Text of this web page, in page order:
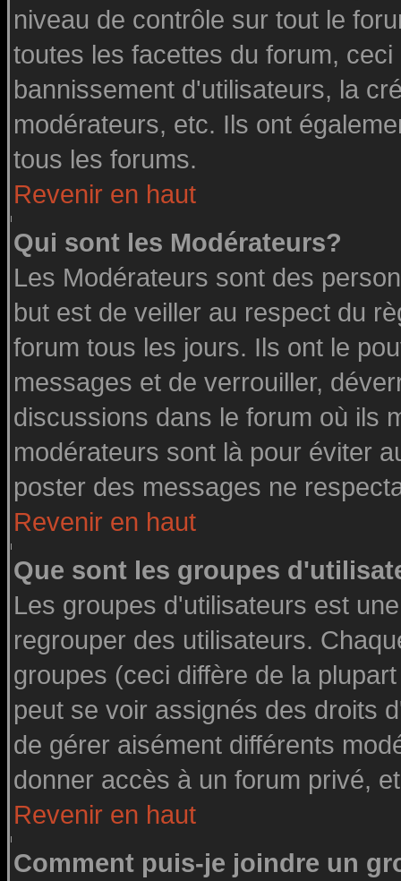
niveau de contrôle sur tout le
toutes les facettes du forum,
bannissement d'utilisateurs, la
modérateurs, etc. Ils ont
tous les forums.
Revenir en haut
Qui sont les Modérateurs?
Les Modérateurs sont des
but est de veiller au respect du
forum tous les jours. Ils ont le
messages et de verrouiller,
discussions dans le forum où ils
modérateurs sont là pour éviter
poster des messages ne
Revenir en haut
Que sont les groupes
Les groupes d'utilisateurs est
regrouper des utilisateurs.
groupes (ceci diffère de la
peut se voir assignés des droits
de gérer aisément différents
donner accès à un forum privé,
Revenir en haut
Comment puis-je joindre un